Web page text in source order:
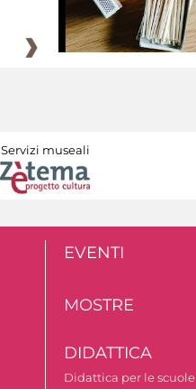
Servizi museali
EVENTI
MOSTRE
DIDATTICA
Didattica per le scuole